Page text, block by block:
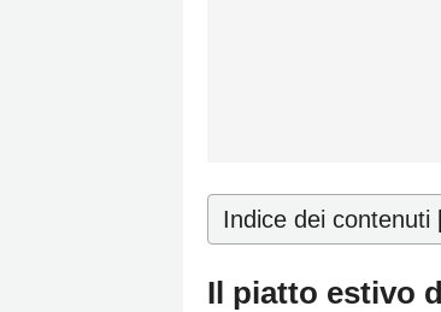
Indice dei contenuti
Il piatto estivo